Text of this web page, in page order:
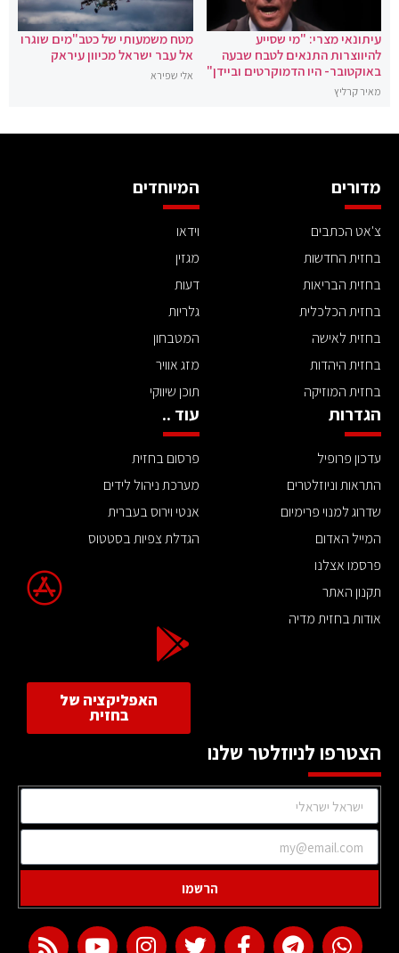
עיתונאי מצרי: "מי שסייע
להיווצרות התנאים לטבח שבעה
באוקטובר- היו הדמוקרטים וביידן"
מאיר קרליץ
מטח משמעותי של כטב"מים שוגרו
אל עבר ישראל מכיוון עיראק
אלי שפירא
מדורים
צ'אט הכתבים
בחזית החדשות
בחזית הבריאות
בחזית הכלכלית
בחזית לאישה
בחזית היהדות
בחזית המוזיקה
המיוחדים
וידאו
מגזין
דעות
גלריות
המטבחון
מזג אוויר
תוכן שיווקי
הגדרות
עדכון פרופיל
התראות וניוזלטרים
שדרוג למנוי פרימיום
המייל האדום
פרסמו אצלנו
תקנון האתר
אודות בחזית מדיה
עוד ..
פרסום בחזית
מערכת ניהול לידים
אנטי וירוס בעברית
הגדלת צפיות בסטטוס
האפליקציה של
בחזית
הצטרפו לניוזלטר שלנו
הרשמו